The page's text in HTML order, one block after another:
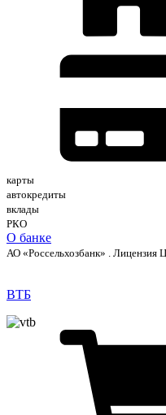
карты
автокредиты
вклады
РКО
О банке
АО «Россельхозбанк» .
ВТБ